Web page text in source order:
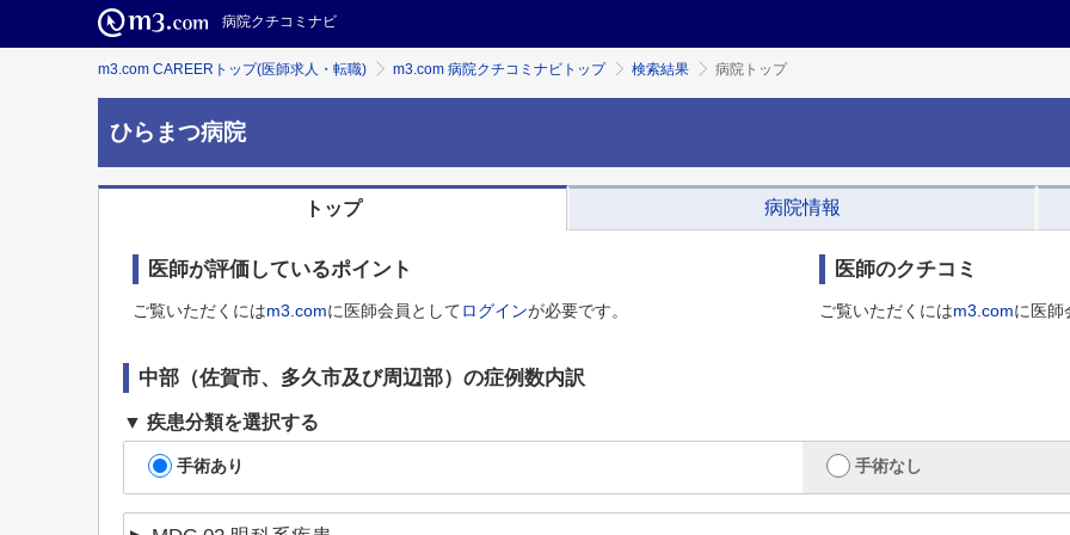
病院クチコミナビ
m3.com CAREERトップ(医師求人・転職) m3.com 病院クチコミナビトップ 検索結果 病院トップ
ひらまつ病院
トップ 病院情報
医師が評価しているポイント
ご覧いただくにはm3.comに医師会員としてログインが必要です。
医師のクチコミ
ご覧いただくにはm3.comに医師
中部（佐賀市、多久市及び周辺部） の症例数内訳
疾患分類を選択する
手術あり 手術なし